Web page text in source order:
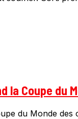
la Coupe du
du Monde des